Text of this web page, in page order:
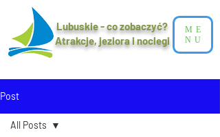
Lubuskie - co zobaczyć?
Atrakcje, jeziora i noclegi​
ME
NU
Post
All Posts